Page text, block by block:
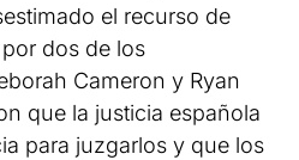
el recurso de
dos de los
Cameron y Ryan
que la justicia española
para juzgarlos y que los